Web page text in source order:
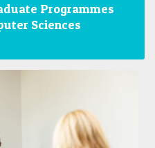
Programmes
Sciences